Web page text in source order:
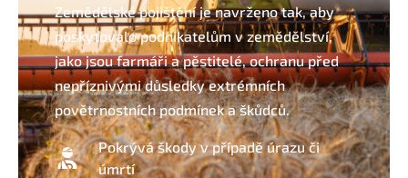
Zemědělské pojištění je navrženo tak, aby
poskytovalo podnikatelům v zemědělství,
jako jsou farmáři a pěstitelé, ochranu před
nepříznivými důsledky extrémních
povětrnostních podmínek a škůdců.
Pokrývá škody v případě úrazu či
úmrtí